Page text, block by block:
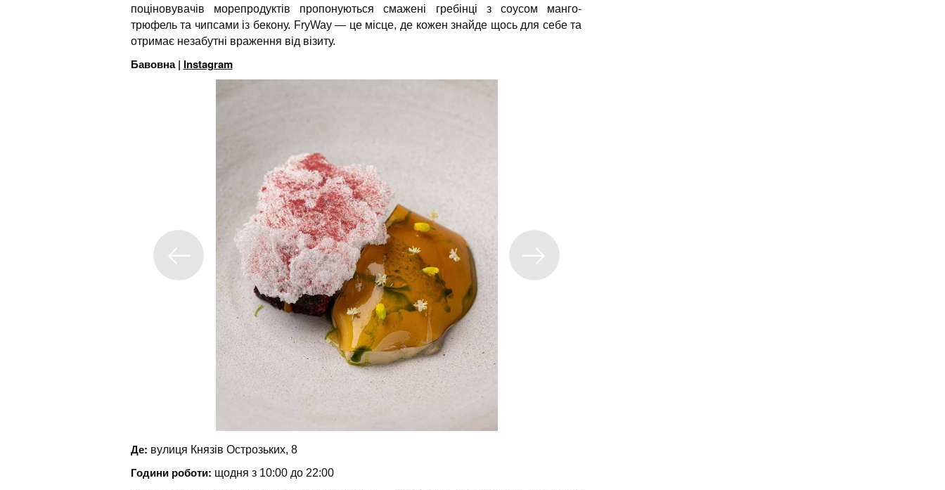
поціновувачів морепродуктів пропонуються смажені гребінці з соусом манго-
трюфель та чипсами із бекону. FryWay — це місце, де кожен знайде щось для себе та
отримає незабутні враження від візиту.
Бавовна | Instagram
Де: вулиця Князів Острозьких, 8
Години роботи: щодня з 10:00 до 22:00